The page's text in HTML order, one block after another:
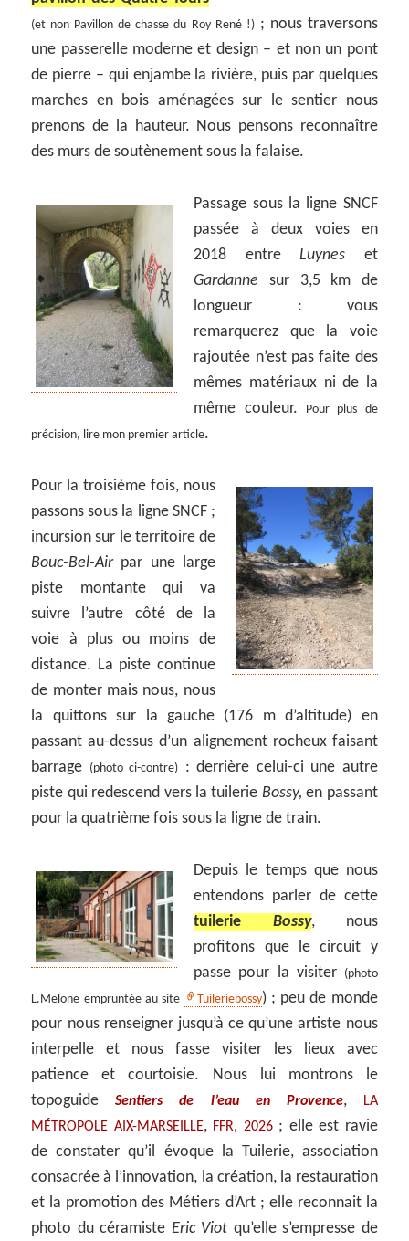
(et non Pavillon de chasse du Roy René !); nous traversons
une passerelle moderne et design – et non un pont
de pierre – qui enjambe la rivière, puis par quelques
marches en bois aménagées sur le sentier nous
prenons de la hauteur. Nous pensons reconnaître
des murs de soutènement sous la falaise.
Passage sous la ligne SNCF
passée à deux voies en
2018 entreLuynes et
Gardanne sur 3,5 km de
longueur : vous
remarquerez que la voie
rajoutée n’est pas faite des
mêmes matériaux ni de la
même couleur.
Pour plus de
précision, lire mon premier article.
Pour la troisième fois, nous
passons sous la ligne SNCF ;
incursion sur le territoire de
Bouc-Bel-Airpar une large
piste montante qui va
suivre l’autre côté de la
voie à plus ou moins de
distance. La piste continue
de monter mais nous, nous
la quittons sur la gauche (176 m d’altitude) en
passant au-dessus d’un alignement rocheux faisant
barrage (photo ci-contre) : derrière celui-ci une autre
piste qui redescend vers la tuilerie Bossy, en passant
pour la quatrième fois sous la ligne de train.
Depuis le temps que nous
entendons parler de cette
tuilerie Bossy, nous
profitons que le circuit y
passe pour la visiter (photo
L.Melone empruntée au site
Tuileriebossy) ; peu de monde
pour nous renseigner jusqu’à ce qu’une artiste nous
interpelle et nous fasse visiter les lieux avec
patience et courtoisie. Nous lui montrons le
topoguideSentiers de l’eau en Provence,
LA
MÉTROPOLE AIX-MARSEILLE, FFR, 2026; elle est ravie
de constater qu’il évoque la Tuilerie, association
consacrée à l’innovation, la création, la restauration
et la promotion des Métiers d’Art ; elle reconnait la
photo du céramiste Eric Viot qu’elle s’empresse de